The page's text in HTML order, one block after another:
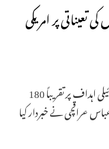
پر امریکی
یکم اکتوبر کو ایران کے ائی آر جی سی نے اسرائیلی اہداف پر تقریباً 180
عراقچی نے خبردار کیا